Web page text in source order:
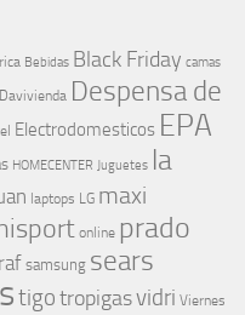
Bebidas Black Friday camas
Davivienda Despensa de
Electrodomesticos EPA
HOMECENTER Juguetes la
laptops LG maxi
online prado
raf samsung sears
tigotropigasvidri Viernes